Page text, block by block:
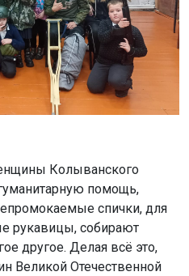
Колыванского
помощь,
спички, для
рукавицы, собирают
другое. Делая всё это,
Великой Отечественной